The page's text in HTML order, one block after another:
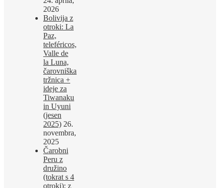
2026
Bolivija z
otroki: La
Paz,
teleféricos,
Valle de
la Luna,
čarovniška
tržnica +
ideje za
Tiwanaku
in Uyuni
(jesen
2025) 26.
novembra,
2025
Čarobni
Peru z
družino
(tokrat s 4
otroki): z